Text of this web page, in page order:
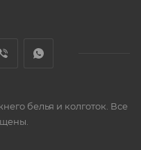
белья и колготок. Все